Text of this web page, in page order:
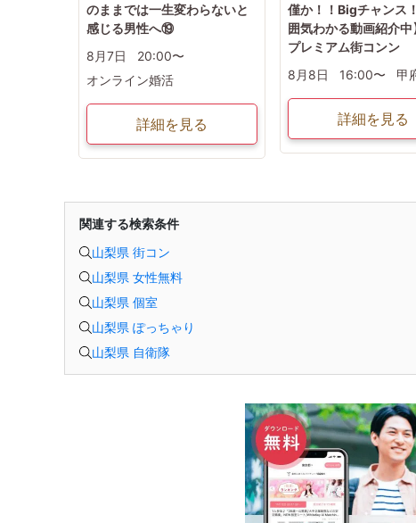
のままでは一生変わらないと
感じる男性へ⑲
8月7日
20:00〜
オンライン婚活
詳細を見る
僅か！！Bigチャンス
囲気わかる動画紹介中
プレミアム街コンン
8月8日
16:00〜 甲
詳細を見る
関連する検索条件
山梨県 街コン
山梨県 女性無料
山梨県 個室
山梨県 ぽっちゃり
山梨県 自衛隊